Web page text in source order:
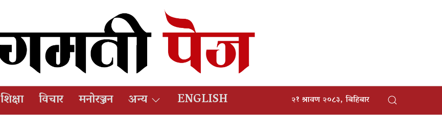
शिक्षा विचार मनोरञ्जन अन्य ENGLISH २१ श्रावण २०८३, बिहिबार